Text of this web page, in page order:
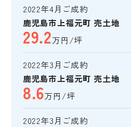
2022年4月ご成約
鹿児島市上福元町 売土地
29.2万円/坪
2022年3月ご成約
鹿児島市上福元町 売土地
8.6万円/坪
2022年3月ご成約